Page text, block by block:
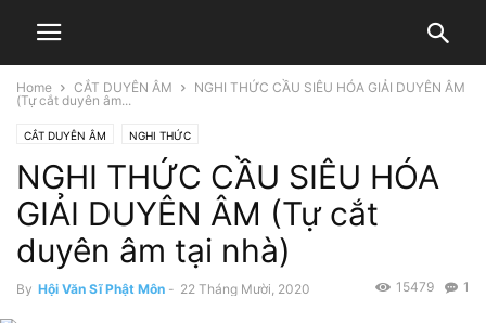
Home CẮT DUYÊN ÂM
NGHI THỨC CẦU SIÊU HÓA GIẢI DUYÊN ÂM
(Tự cắt duyên âm...
CẮT DUYÊN ÂM NGHI THỨC
NGHI THỨC CẦU SIÊU HÓA
GIẢI DUYÊN ÂM (Tự cắt
duyên âm tại nhà)
By Hội Văn Sĩ Phật Môn - 22 Tháng Mười, 2020 1
15479